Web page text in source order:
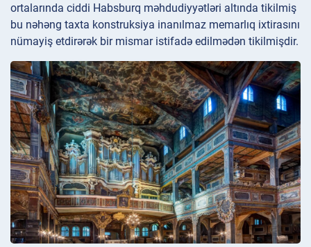
ortalarında ciddi Habsburq məhdudiyyətləri altında tikilmiş
bu nəhəng taxta konstruksiya inanılmaz memarlıq ixtirasını
nümayiş etdirərək bir mismar istifadə edilmədən tikilmişdir.